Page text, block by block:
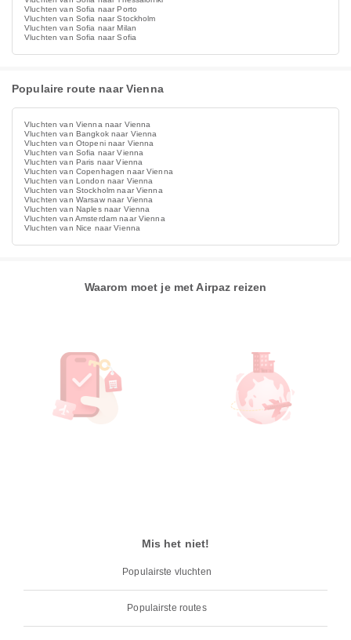
Vluchten van Sofia naar Porto
Vluchten van Sofia naar Stockholm
Vluchten van Sofia naar Milan
Vluchten van Sofia naar Sofia
Populaire route naar Vienna
Vluchten van Vienna naar Vienna
Vluchten van Bangkok naar Vienna
Vluchten van Otopeni naar Vienna
Vluchten van Sofia naar Vienna
Vluchten van Paris naar Vienna
Vluchten van Copenhagen naar Vienna
Vluchten van London naar Vienna
Vluchten van Stockholm naar Vienna
Vluchten van Warsaw naar Vienna
Vluchten van Naples naar Vienna
Vluchten van Amsterdam naar Vienna
Vluchten van Nice naar Vienna
Waarom moet je met Airpaz reizen
Mis het niet!
Populairste vluchten
Populairste routes